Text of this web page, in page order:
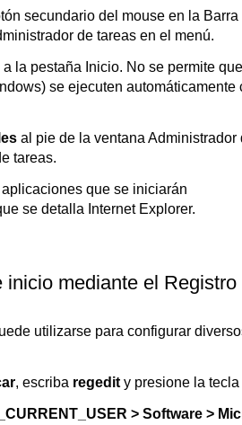
secundario del mouse en la Barra
de tareas en el menú.
la pestaña Inicio. No se permite
se ejecuten automáticamente
al pie de la ventana Administrador
tareas.
que se iniciarán
se detalla Internet Explorer.
mediante el Registro
utilizarse para configurar
, escriba regedity presione la tecla
> Software >